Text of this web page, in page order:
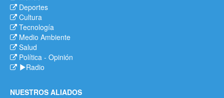
Deportes
Cultura
Tecnología
Medio Ambiente
Salud
Política - Opinión
Radio
NUESTROS ALIADOS